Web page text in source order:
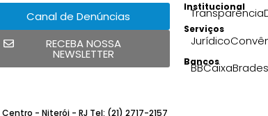
Canal de Denúncias
RECEBA NOSSA
NEWSLETTER
Institucional
Transparência
Serviços
Jurídico
Bancos
BBCaixa
- Niterói - RJ Tel: (21) 2717-2157